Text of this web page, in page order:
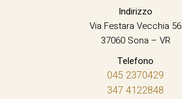
Indirizzo
Via Festara Vecchia 56
37060 Sona – VR
Telefono
045 2370429
347 4122848